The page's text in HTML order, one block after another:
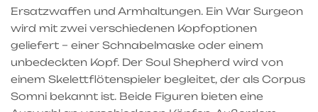
Ersatzwaffen und Armhaltungen. Ein War Surgeon
wird mit zwei verschiedenen Kopfoptionen
geliefert – einer Schnabelmaske oder einem
unbedeckten Kopf. Der Soul Shepherd wird von
einem Skelettflötenspieler begleitet, der als Corpus
Somni bekannt ist. Beide Figuren bieten eine